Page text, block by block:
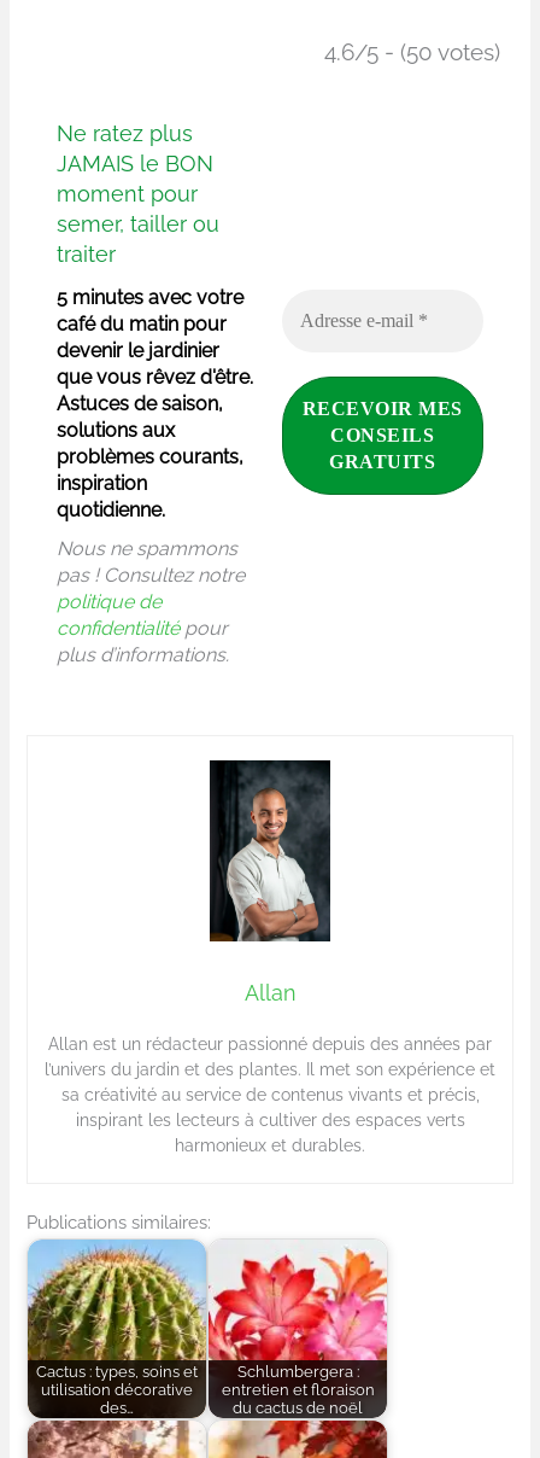
4.6/5 - (50 votes)
Ne ratez plus
JAMAIS le BON
moment pour
semer, tailler ou
traiter
5 minutes avec votre
café du matin pour
devenir le jardinier
que vous rêvez d'être.
Astuces de saison,
solutions aux
problèmes courants,
inspiration
quotidienne.
Nous ne spammons
pas ! Consultez notre
politique de
confidentialitépour
plus d’informations.
Allan
Allan est un rédacteur passionné depuis des années par
l’univers du jardin et des plantes. Il met son expérience et
sa créativité au service de contenus vivants et précis,
inspirant les lecteurs à cultiver des espaces verts
harmonieux et durables.
Publications similaires:
Cactus : types, soins et
utilisation décorative
des…
Schlumbergera :
entretien et floraison
du cactus de noël